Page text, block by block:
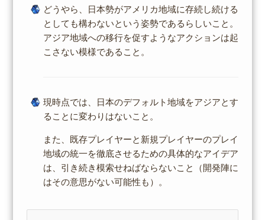
どうやら、日本勢がアメリカ地域に存続し続ける
としても構わないという姿勢であるらしいこと。
アジア地域への移行を促すようなアクションは起
こさない模様であること。
現時点では、日本のデフォルト地域をアジアとす
ることに変わりはないこと。
また、既存プレイヤーと新規プレイヤーのプレイ
地域の統一を徹底させるための具体的なアイデア
は、引き続き模索せねばならないこと（開発陣に
はその意思がない可能性も）。